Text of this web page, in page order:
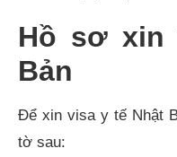
Hồ sơ xin
Bản
Để xin visa y tế Nhật
tờ sau: